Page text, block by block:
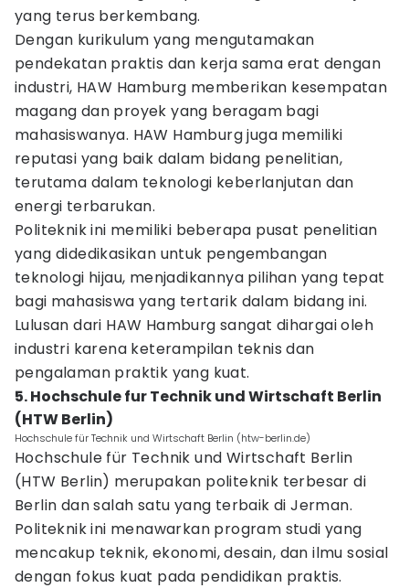
yang terus berkembang.
Dengan kurikulum yang mengutamakan
pendekatan praktis dan kerja sama erat dengan
industri, HAW Hamburg memberikan kesempatan
magang dan proyek yang beragam bagi
mahasiswanya. HAW Hamburg juga memiliki
reputasi yang baik dalam bidang penelitian,
terutama dalam teknologi keberlanjutan dan
energi terbarukan.
Politeknik ini memiliki beberapa pusat penelitian
yang didedikasikan untuk pengembangan
teknologi hijau, menjadikannya pilihan yang tepat
bagi mahasiswa yang tertarik dalam bidang ini.
Lulusan dari HAW Hamburg sangat dihargai oleh
industri karena keterampilan teknis dan
pengalaman praktik yang kuat.
5. Hochschule fur Technik und Wirtschaft Berlin
(HTW Berlin)
Hochschule für Technik und Wirtschaft Berlin (htw-berlin.de)
Hochschule für Technik und Wirtschaft Berlin
(HTW Berlin) merupakan politeknik terbesar di
Berlin dan salah satu yang terbaik di Jerman.
Politeknik ini menawarkan program studi yang
mencakup teknik, ekonomi, desain, dan ilmu sosial
dengan fokus kuat pada pendidikan praktis.